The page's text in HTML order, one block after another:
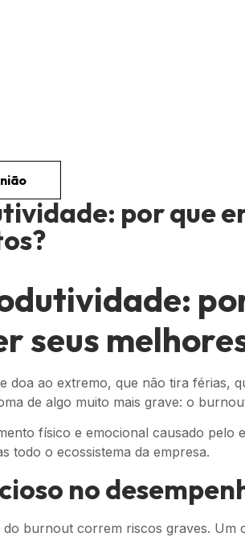
por que
seus
doa ao extremo, que não tira férias,
de algo muito mais grave: o
físico e emocional causado
todo o ecossistema da empresa.
no
do burnout correm riscos graves.